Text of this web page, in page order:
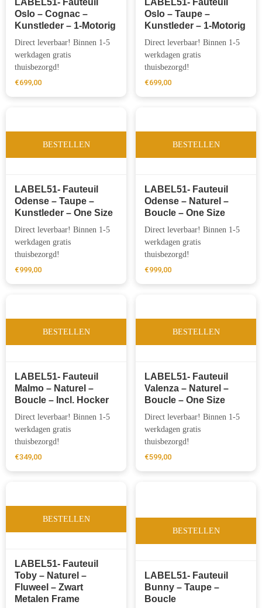
LABEL51- Fauteuil
Oslo – Cognac –
Kunstleder – 1-Motorig
Direct leverbaar! Binnen 1-5
werkdagen gratis
thuisbezorgd!
€699,00
LABEL51- Fauteuil
Oslo – Taupe –
Kunstleder – 1-Motorig
Direct leverbaar! Binnen 1-5
werkdagen gratis
thuisbezorgd!
€699,00
BESTELLEN
LABEL51- Fauteuil
Odense – Taupe –
Kunstleder – One Size
Direct leverbaar! Binnen 1-5
werkdagen gratis
thuisbezorgd!
€999,00
BESTELLEN
LABEL51- Fauteuil
Odense – Naturel –
Boucle – One Size
Direct leverbaar! Binnen 1-5
werkdagen gratis
thuisbezorgd!
€999,00
BESTELLEN
LABEL51- Fauteuil
Malmo – Naturel –
Boucle – Incl. Hocker
Direct leverbaar! Binnen 1-5
werkdagen gratis
thuisbezorgd!
€349,00
BESTELLEN
LABEL51- Fauteuil
Valenza – Naturel –
Boucle – One Size
Direct leverbaar! Binnen 1-5
werkdagen gratis
thuisbezorgd!
€599,00
BESTELLEN
LABEL51- Fauteuil
Toby – Naturel –
Fluweel – Zwart
Metalen Frame
BESTELLEN
LABEL51- Fauteuil
Bunny – Taupe –
Boucle